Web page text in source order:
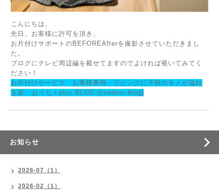
こんにちは。
先日、お客様に許可を頂き、
お片付けサポートのBEFOREAfterを撮影させていただきまし
た。
ブログにテレビ周辺編を載せてますのでよければ覗いてみてく
ださい！
お片付けサービス お客様事例 リビングに子供のモノが溢れ
る家 : おうち＋plus BLOG (livedoor.blog)
お知らせ
2026-07（1）
2026-02（1）